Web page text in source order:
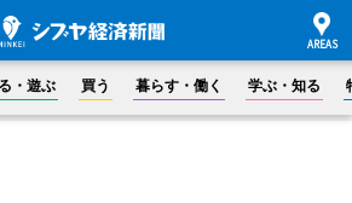
・遊ぶ 買う 暮らす・働く 学ぶ・知る